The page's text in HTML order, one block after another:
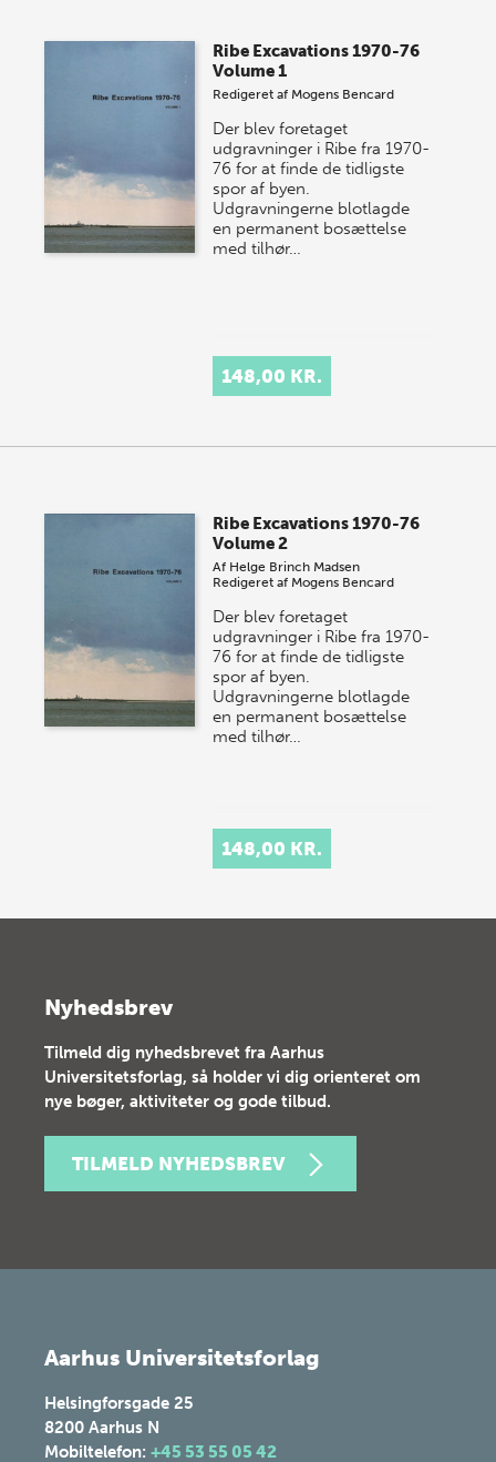
Ribe Excavations 1970-76
Volume 1
Redigeret af Mogens Bencard
Der blev foretaget
udgravninger i Ribe fra 1970-
76 for at finde de tidligste
spor af byen.
Udgravningerne blotlagde
en permanent bosættelse
med tilhør…
148,00 KR.
Ribe Excavations 1970-76
Volume 2
Af Helge Brinch Madsen
Redigeret af Mogens Bencard
Der blev foretaget
udgravninger i Ribe fra 1970-
76 for at finde de tidligste
spor af byen.
Udgravningerne blotlagde
en permanent bosættelse
med tilhør…
148,00 KR.
Nyhedsbrev
Tilmeld dig nyhedsbrevet fra Aarhus
Universitetsforlag, så holder vi dig orienteret om
nye bøger, aktiviteter og gode tilbud.
TILMELD NYHEDSBREV
Aarhus Universitetsforlag
Helsingforsgade 25
8200 Aarhus N
Mobiltelefon: +45 53 55 05 42